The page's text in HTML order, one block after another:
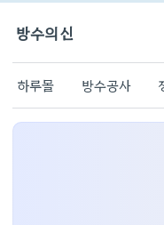
방수의신
하루몰 방수공사